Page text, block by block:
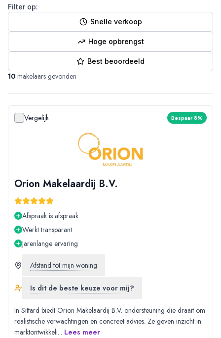
Filter op:
Snelle verkoop
Hoge opbrengst
Best beoordeeld
10 makelaars gevonden
Vergelijk Bespaar 8%
Orion Makelaardij B.V.
Afspraak is afspraak
Werkt transparant
Jarenlange ervaring
Afstand tot mijn woning
Is dit de beste keuze voor mij?
In Sittard biedt Orion Makelaardij B.V. ondersteuning die draait om
realistische verwachtingen en concreet advies. Ze geven inzicht in
marktontwikkeli... Lees meer